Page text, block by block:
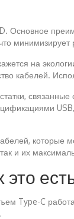
минимизирует
на
кабелей.
USB,
которые
и их
это
Type-C